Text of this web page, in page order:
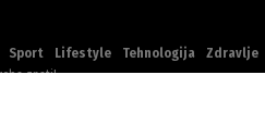
Sport Lifestyle Tehnologija Zdravlje
znati!